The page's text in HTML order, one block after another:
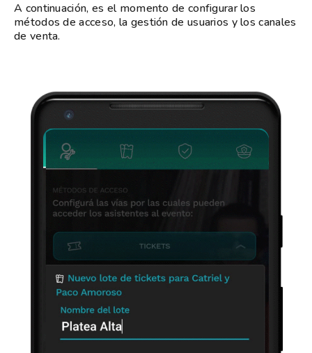
A continuación, es el momento de configurar los
métodos de acceso, la gestión de usuarios y los canales
de venta.